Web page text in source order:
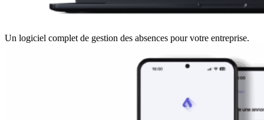
Un logiciel complet de gestion des absences pour votre entreprise.